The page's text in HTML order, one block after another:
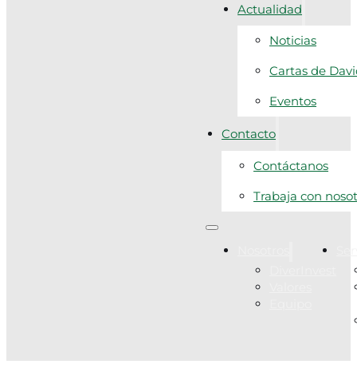
Actualidad
Noticias
Cartas de
Eventos
Contacto
Contáctanos
Trabaja con